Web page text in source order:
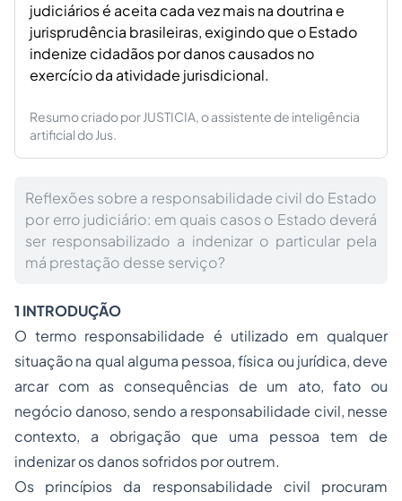
judiciários é aceita cada vez mais na doutrina e
jurisprudência brasileiras, exigindo que o Estado
indenize cidadãos por danos causados no
exercício da atividade jurisdicional.
Resumo criado por JUSTICIA, o assistente de inteligência
artificial do Jus.
Reflexões sobre a responsabilidade civil do Estado
por erro judiciário: em quais casos o Estado deverá
ser responsabilizado a indenizar o particular pela
má prestação desse serviço?
1 INTRODUÇÃO
O termo responsabilidade é utilizado em qualquer
situação na qual alguma pessoa, física ou jurídica, deve
arcar com as consequências de um ato, fato ou
negócio danoso, sendo a responsabilidade civil, nesse
contexto, a obrigação que uma pessoa tem de
indenizar os danos sofridos por outrem.
Os princípios da responsabilidade civil procuram